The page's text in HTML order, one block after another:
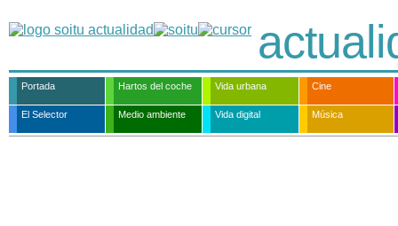
Portada Hartos del coche Vida urbana Cine
El Selector Medio ambiente Vida digital Música